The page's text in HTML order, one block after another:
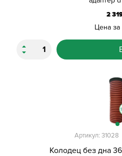
2
Цена за
Колодец без дна
Артикул: 31028